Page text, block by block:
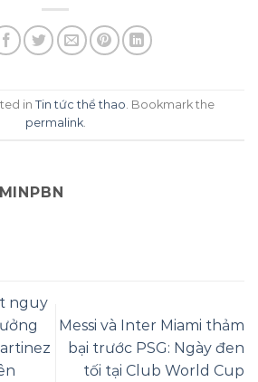
in Tin tức thể thao. Bookmark the
permalink.
nguy
Messi và Inter Miami thảm
bại trước PSG: Ngày đen
tối tại Club World Cup